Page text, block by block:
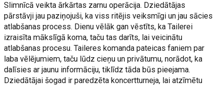
Slimnīcā veikta ārkārtas zarnu operācija. Dziedātājas
pārstāvji jau paziņojuši, ka viss ritējis veiksmīgi un jau sācies
atlabšanas process. Dienu vēlāk gan vēstīts, ka Tailerei
izraisīta mākslīgā koma, taču tas darīts, lai veicinātu
atlabšanas procesu. Taileres komanda pateicas faniem par
laba vēlējumiem, taču lūdz cieņu un privātumu, norādot, ka
dalīsies ar jaunu informāciju, tiklīdz tāda būs pieejama.
Dziedātājai šogad ir paredzēta koncertturneja, lai atzīmētu